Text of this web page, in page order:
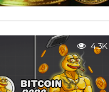
4.3K